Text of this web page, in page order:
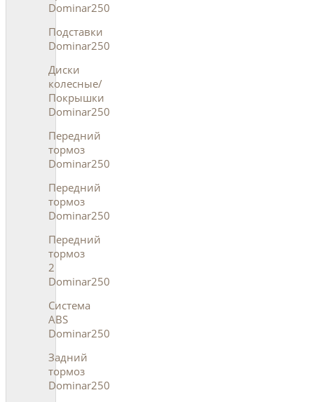
Dominar250
Подставки
Dominar250
Диски
колесные/
Покрышки
Dominar250
Передний
тормоз
Dominar250
Передний
тормоз
Dominar250
Передний
тормоз
2
Dominar250
Система
ABS
Dominar250
Задний
тормоз
Dominar250